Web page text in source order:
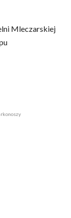
Mleczarskiej